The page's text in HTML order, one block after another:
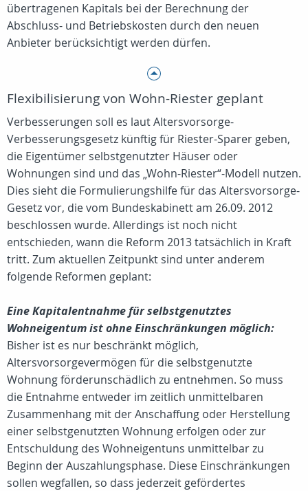
übertragenen Kapitals bei der Berechnung der
Abschluss- und Betriebskosten durch den neuen
Anbieter berücksichtigt werden dürfen.
Flexibilisierung von Wohn-Riester geplant
Verbesserungen soll es laut Altersvorsorge-
Verbesserungsgesetz künftig für Riester-Sparer geben,
die Eigentümer selbstgenutzter Häuser oder
Wohnungen sind und das „Wohn-Riester“-Modell nutzen.
Dies sieht die Formulierungshilfe für das Altersvorsorge-
Gesetz vor, die vom Bundeskabinett am 26.09. 2012
beschlossen wurde. Allerdings ist noch nicht
entschieden, wann die Reform 2013 tatsächlich in Kraft
tritt. Zum aktuellen Zeitpunkt sind unter anderem
folgende Reformen geplant:
Eine Kapitalentnahme für selbstgenutztes
Wohneigentum ist ohne Einschränkungen möglich:
Bisher ist es nur beschränkt möglich,
Altersvorsorgevermögen für die selbstgenutzte
Wohnung förderunschädlich zu entnehmen. So muss
die Entnahme entweder im zeitlich unmittelbaren
Zusammenhang mit der Anschaffung oder Herstellung
einer selbstgenutzten Wohnung erfolgen oder zur
Entschuldung des Wohneigentuns unmittelbar zu
Beginn der Auszahlungsphase. Diese Einschränkungen
sollen wegfallen, so dass jederzeit gefördertes